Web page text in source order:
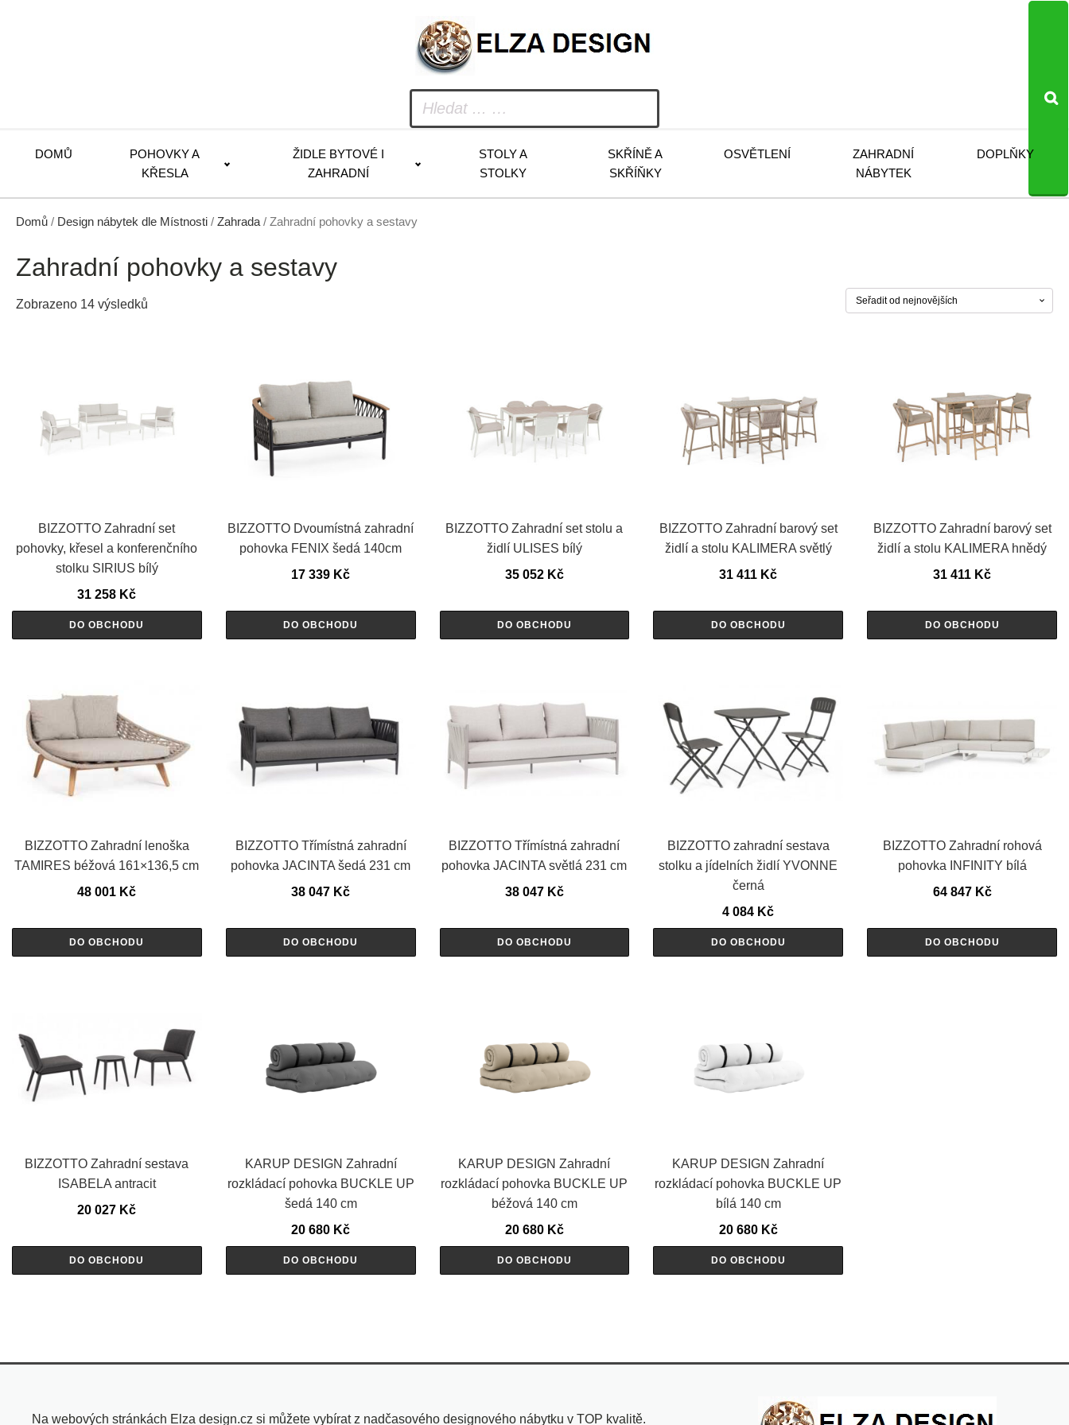
DOMŮ
POHOVKY A
KŘESLA
ŽIDLE BYTOVÉ I
ZAHRADNÍ
STOLY A
STOLKY
SKŘÍNĚ A
SKŘÍŇKY
OSVĚTLENÍ
ZAHRADNÍ
NÁBYTEK
DOPLŇKY
Domů / Design nábytek dle Místnosti / Zahrada / Zahradní pohovky a sestavy
Zahradní pohovky a sestavy
Zobrazeno 14 výsledků
BIZZOTTO Zahradní set
pohovky, křesel a konferenčního
stolku SIRIUS bílý
31 258 Kč
DO OBCHODU
BIZZOTTO Dvoumístná zahradní
pohovka FENIX šedá 140cm
17 339 Kč
DO OBCHODU
BIZZOTTO Zahradní set stolu a
židlí ULISES bílý
35 052 Kč
DO OBCHODU
BIZZOTTO Zahradní barový set
židlí a stolu KALIMERA světlý
31 411 Kč
DO OBCHODU
BIZZOTTO Zahradní barový set
židlí a stolu KALIMERA hnědý
31 411 Kč
DO OBCHODU
BIZZOTTO Zahradní lenoška
TAMIRES béžová 161×136,5 cm
48 001 Kč
DO OBCHODU
BIZZOTTO Třímístná zahradní
pohovka JACINTA šedá 231 cm
38 047 Kč
DO OBCHODU
BIZZOTTO Třímístná zahradní
pohovka JACINTA světlá 231 cm
38 047 Kč
DO OBCHODU
BIZZOTTO zahradní sestava
stolku a jídelních židlí YVONNE
černá
4 084 Kč
DO OBCHODU
BIZZOTTO Zahradní rohová
pohovka INFINITY bílá
64 847 Kč
DO OBCHODU
BIZZOTTO Zahradní sestava
ISABELA antracit
20 027 Kč
DO OBCHODU
KARUP DESIGN Zahradní
rozkládací pohovka BUCKLE UP
šedá 140 cm
20 680 Kč
DO OBCHODU
KARUP DESIGN Zahradní
rozkládací pohovka BUCKLE UP
béžová 140 cm
20 680 Kč
DO OBCHODU
KARUP DESIGN Zahradní
rozkládací pohovka BUCKLE UP
bílá 140 cm
20 680 Kč
DO OBCHODU
Na webových stránkách Elza design.cz si můžete vybírat z nadčasového designového nábytku v TOP kvalitě.